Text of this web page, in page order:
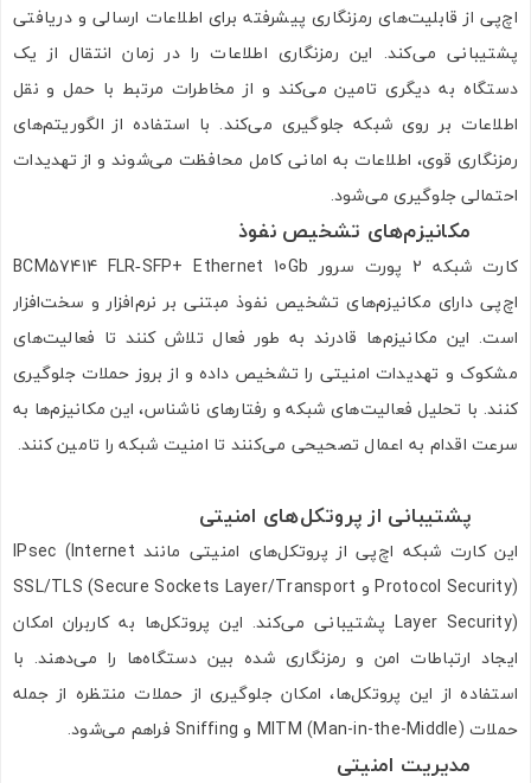
اچ‌پی از قابلیت‌های رمزنگاری پیشرفته برای اطلاعات ارسالی و دریافتی
پشتیبانی می‌کند. این رمزنگاری اطلاعات را در زمان انتقال از یک
دستگاه به دیگری تامین می‌کند و از مخاطرات مرتبط با حمل و نقل
اطلاعات بر روی شبکه جلوگیری می‌کند. با استفاده از الگوریتم‌های
رمزنگاری قوی، اطلاعات به امانی کامل محافظت می‌شوند و از تهدیدات
احتمالی جلوگیری می‌شود.
مکانیزم‌های تشخیص نفوذ
کارت شبکه 2 پورت سرور BCM57414 FLR‑SFP+ Ethernet 10Gb
اچ‌پی دارای مکانیزم‌های تشخیص نفوذ مبتنی بر نرم‌افزار و سخت‌افزار
است. این مکانیزم‌ها قادرند به طور فعال تلاش کنند تا فعالیت‌های
مشکوک و تهدیدات امنیتی را تشخیص داده و از بروز حملات جلوگیری
کنند. با تحلیل فعالیت‌های شبکه و رفتارهای ناشناس، این مکانیزم‌ها به
سرعت اقدام به اعمال تصحیحی می‌کنند تا امنیت شبکه را تامین کنند.
پشتیبانی از پروتکل‌های امنیتی
این کارت شبکه اچ‌پی از پروتکل‌های امنیتی مانند IPsec (Internet
Protocol Security) و SSL/TLS (Secure Sockets Layer/Transport
Layer Security) پشتیبانی می‌کند. این پروتکل‌ها به کاربران امکان
ایجاد ارتباطات امن و رمزنگاری شده بین دستگاه‌ها را می‌دهند. با
استفاده از این پروتکل‌ها، امکان جلوگیری از حملات منتظره از جمله
حملات MITM (Man-in-the-Middle) و Sniffing فراهم می‌شود.
مدیریت امنیتی